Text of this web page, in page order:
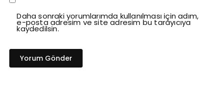
Daha sonraki yorumlarımda kullanılması için adım,
e-posta adresim ve site adresim bu tarayıcıya
kaydedilsin.